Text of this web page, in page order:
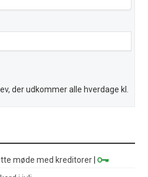
der udkommer alle hverdage kl.
møde med kreditorer |